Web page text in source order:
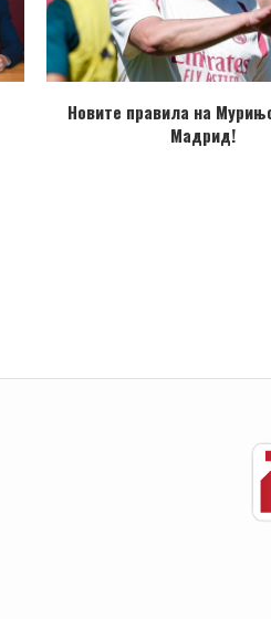
Новите правила на
Мадрид!